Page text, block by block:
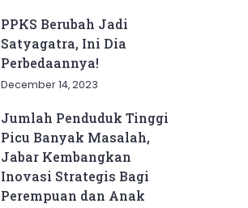
PPKS Berubah Jadi
Satyagatra, Ini Dia
Perbedaannya!
December 14, 2023
Jumlah Penduduk Tinggi
Picu Banyak Masalah,
Jabar Kembangkan
Inovasi Strategis Bagi
Perempuan dan Anak